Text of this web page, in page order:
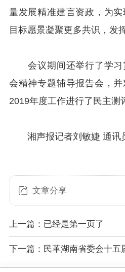
量发展精准建言资政，为
目标愿景凝聚更多共识，发
会议期间还举行了学习
会精神专题辅导报告会，
2019年度工作进行了民主测
湘声报记者刘敏婕 通讯
文章分享
上一篇：已经是第一页了
下一篇：民革湖南省委会十五